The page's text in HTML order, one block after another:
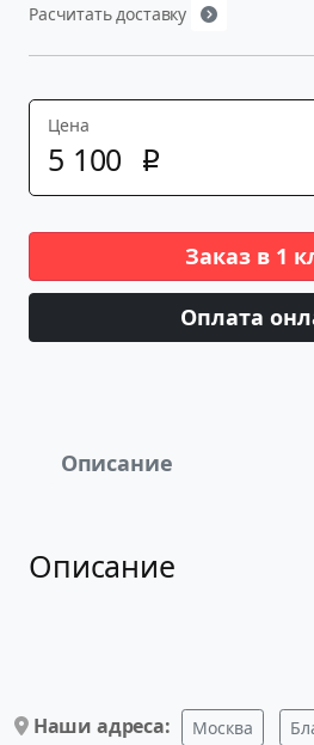
Расчитать доставку
Цена
5 100 p
Заказ в 1
Оплата
Описание
Описание
Наши адреса: Москва